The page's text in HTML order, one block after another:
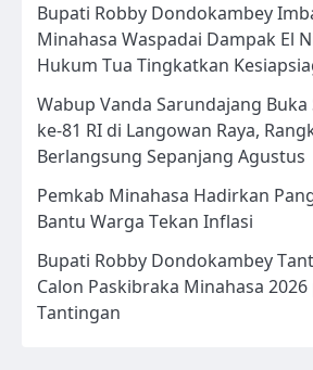
Bupati Robby Dondokambey
Minahasa Waspadai Dampak El
Hukum Tua Tingkatkan
Wabup Vanda Sarundajang Buka
ke-81 RI di Langowan Raya,
Berlangsung Sepanjang Agustus
Pemkab Minahasa Hadirkan
Bantu Warga Tekan Inflasi
Bupati Robby Dondokambey
Calon Paskibraka Minahasa
Tantingan